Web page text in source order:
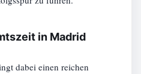
in Madrid
dabei einen reichen